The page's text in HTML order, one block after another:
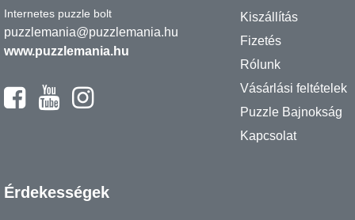
Internetes puzzle bolt
puzzlemania@puzzlemania.hu
www.puzzlemania.hu
Kiszállítás
Fizetés
Rólunk
Vásárlási feltételek
Puzzle Bajnokság
Kapcsolat
Érdekességek